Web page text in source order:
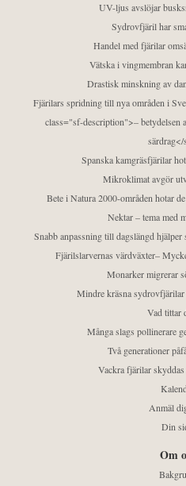
UV-ljus avslöjar
Sydrovfjäril har
Handel med fjärilar
Vätska i vingmembran
Drastisk minskning av
Fjärilars spridning till nya områden i
class="sf-description">– betydelsen
särdrag</
Spanska kamgräsfjärilar
Mikroklimat avgör
Bete i Natura 2000-områden hotar
Nektar – tema med
Snabb anpassning till dagslängd
Fjärilslarvernas värdväxter–
Monarker migrerar
Mindre kräsna
Vad tittar
Många slags pollinerare
Två generationer
Vackra fjärilar
Anmäl
Din
Om